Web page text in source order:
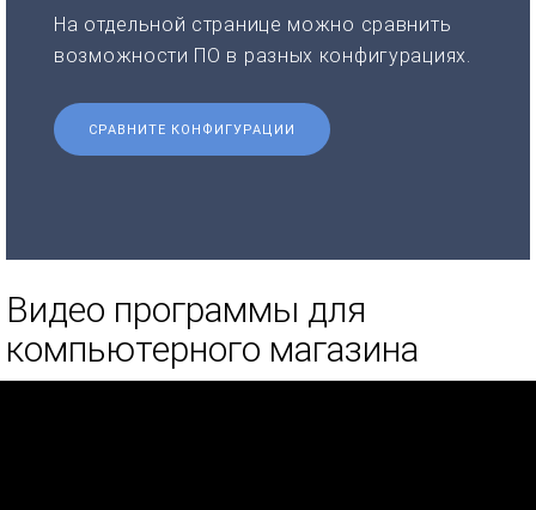
На отдельной странице можно сравнить
возможности ПО в разных конфигурациях.
СРАВНИТЕ КОНФИГУРАЦИИ
Видео программы для
компьютерного магазина